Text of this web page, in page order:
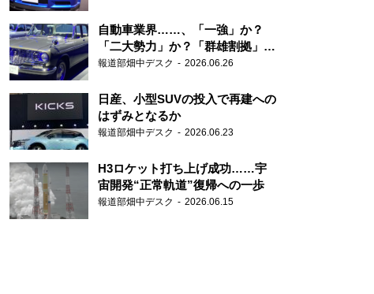
自動車業界……、「一強」か？
「二大勢力」か？「群雄割拠」
か？
報道部畑中デスク 2026.06.26
日産、小型SUVの投入で再建への
はずみとなるか
報道部畑中デスク 2026.06.23
H3ロケット打ち上げ成功……宇
宙開発“正常軌道”復帰への一歩
報道部畑中デスク 2026.06.15